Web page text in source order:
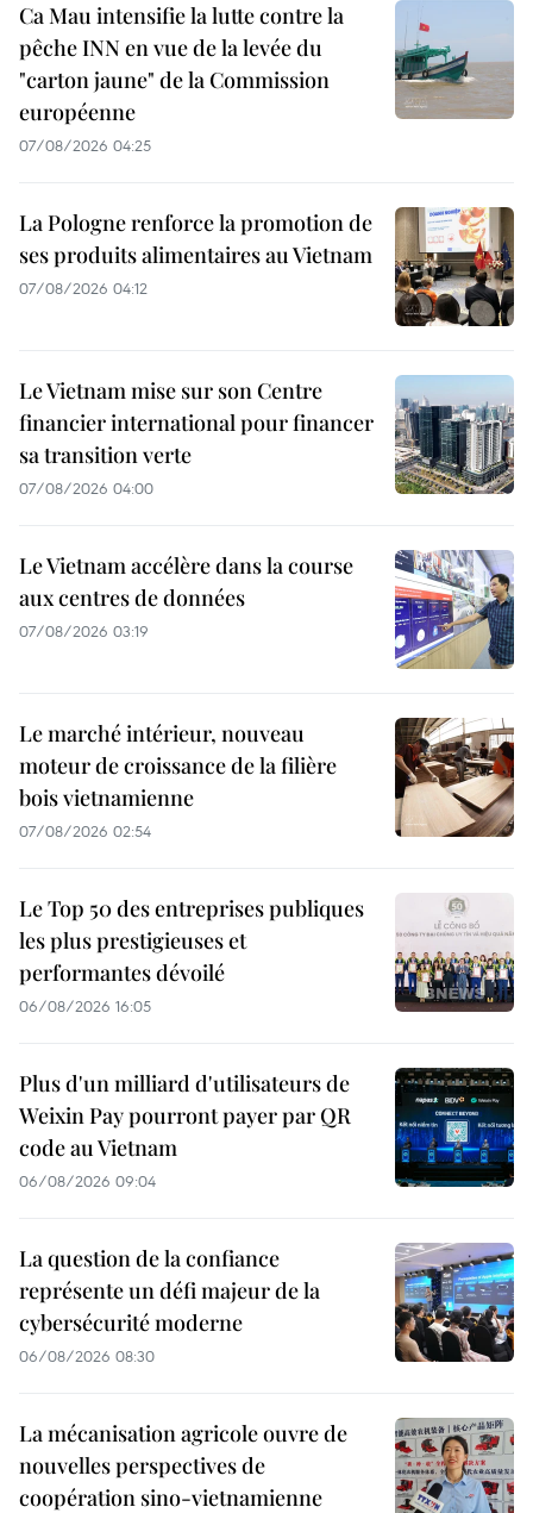
Ca Mau intensifie la lutte contre la
pêche INN en vue de la levée du
"carton jaune" de la Commission
européenne
07/08/2026 04:25
La Pologne renforce la promotion de
ses produits alimentaires au Vietnam
07/08/2026 04:12
Le Vietnam mise sur son Centre
financier international pour financer
sa transition verte
07/08/2026 04:00
Le Vietnam accélère dans la course
aux centres de données
07/08/2026 03:19
Le marché intérieur, nouveau
moteur de croissance de la filière
bois vietnamienne
07/08/2026 02:54
Le Top 50 des entreprises publiques
les plus prestigieuses et
performantes dévoilé
06/08/2026 16:05
Plus d'un milliard d'utilisateurs de
Weixin Pay pourront payer par QR
code au Vietnam
06/08/2026 09:04
La question de la confiance
représente un défi majeur de la
cybersécurité moderne
06/08/2026 08:30
La mécanisation agricole ouvre de
nouvelles perspectives de
coopération sino-vietnamienne